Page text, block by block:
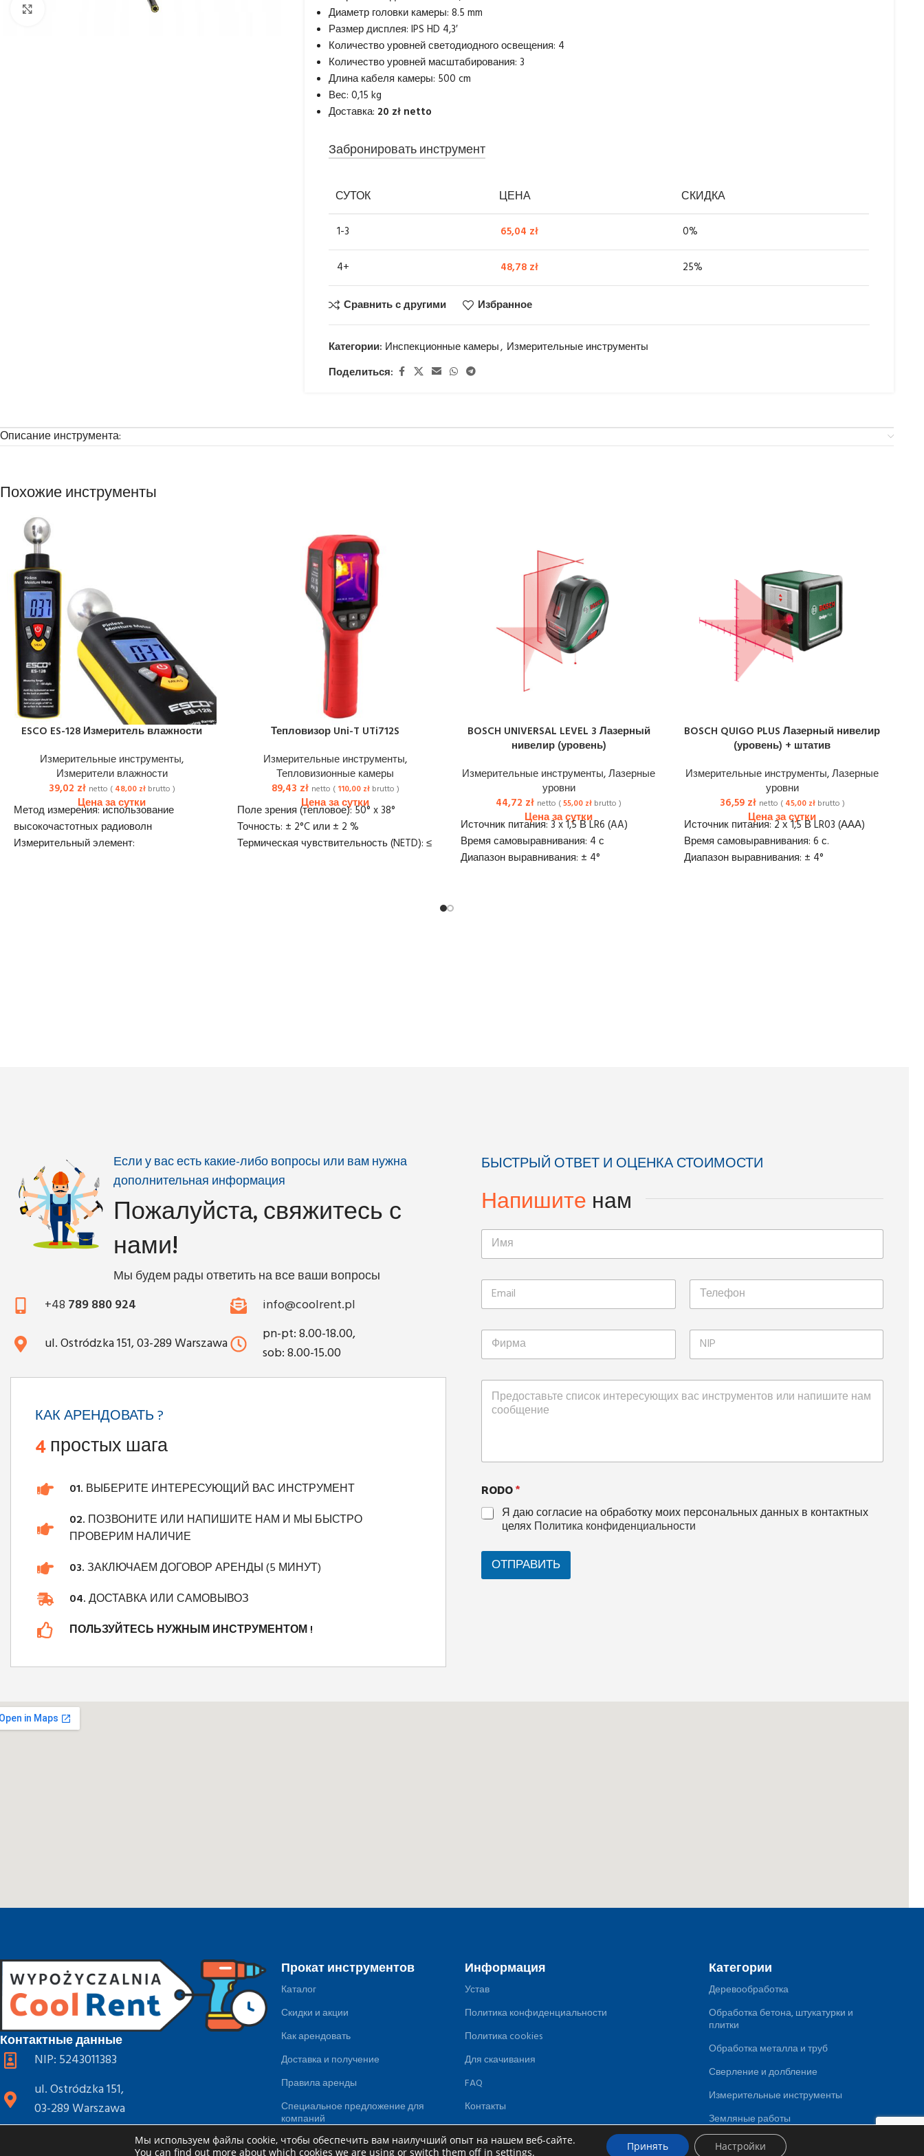
Диаметр головки камеры: 8.5 mm
Размер дисплея: IPS HD 4,3′
Количество уровней светодиодного освещения: 4
Количество уровней масштабирования: 3
Длина кабеля камеры: 500 cm
Вес: 0,15 kg
Доставка: 20 zł netto
Забронировать инструмент
СУТОК ЦЕНА СКИДКА
1-3 65,04 zł 0%
4+ 48,78 zł 25%
Сравнить с другими Избранное
Категории: Инспекционные камеры, Измерительные инструменты
Поделиться:
Описание инструмента:
Похожие инструменты
ESCO ES-128 Измеритель влажности
Измерительные инструменты,
Измерители влажности
39,02 zł netto ( 48,00 złbrutto )
Метод измерения: использование
высокочастотных радиоволн
Измерительный элемент:
Тепловизор Uni-T UTi712S
Измерительные инструменты,
Тепловизионные камеры
89,43 zł netto ( 110,00 złbrutto )
Поле зрения (тепловое): 50° x 38°
Точность: ± 2°C или ± 2 %
Термическая чувствительность (NETD): ≤
BOSCH UNIVERSAL LEVEL 3 Лазерный
нивелир (уровень)
Измерительные инструменты,Лазерные
уровни
44,72 zł netto (55,00 zł brutto )
Источник питания: 3 x 1,5 В LR6 (AA)
Время самовыравнивания: 4 с
Диапазон выравнивания: ± 4°
BOSCH QUIGO PLUS Лазерный нивелир
(уровень) + штатив
Измерительные инструменты,Лазерные
уровни
36,59 zł netto ( 45,00 złbrutto )
Источник питания: 2 х 1,5 В LR03 (ААА)
Время самовыравнивания: 6 с.
Диапазон выравнивания: ± 4°
Если у вас есть какие-либо вопросы или вам нужна
дополнительная информация
Пожалуйста, свяжитесь с
нами!
Мы будем рады ответить на все ваши вопросы
+48 789 880 924
info@coolrent.pl
ul. Ostródzka 151, 03-289 Warszawa
pn-pt: 8.00-18.00,
sob: 8.00-15.00
КАК АРЕНДОВАТЬ ?
4простых шага
01. ВЫБЕРИТЕ ИНТЕРЕСУЮЩИЙ ВАС ИНСТРУМЕНТ
02. ПОЗВОНИТЕ ИЛИ НАПИШИТЕ НАМ И МЫ БЫСТРО
ПРОВЕРИМ НАЛИЧИЕ
03.ЗАКЛЮЧАЕМ ДОГОВОР АРЕНДЫ (5 МИНУТ)
04.ДОСТАВКА ИЛИ САМОВЫВОЗ
ПОЛЬЗУЙТЕСЬ НУЖНЫМ ИНСТРУМЕНТОМ !
БЫСТРЫЙ ОТВЕТ И ОЦЕНКА СТОИМОСТИ
Напишитенам
RODO*
Я даю согласие на обработку моих персональных данных в контактных
целяхПолитика конфиденциальности
ОТПРАВИТЬ
Контактные данные
NIP: 5243011383
ul. Ostródzka 151,
03-289 Warszawa
Прокат инструментов
Каталог
Скидки и акции
Как арендовать
Доставка и получение
Правила аренды
Специальное предложение для
компаний
Блог
Информация
Устав
Политика конфиденциальности
Политика cookies
Для скачивания
FAQ
Контакты
Категории
Деревообработка
Обработка бетона, штукатурки и
плитки
Обработка металла и труб
Сверление и долбление
Измерительные инструменты
Земляные работы
Энергия, воздух
Мы используем файлы cookie, чтобы обеспечить вам наилучший опыт на нашем веб-сайте.
You can find out more about which cookies we are using or switch them off insettings. Принять Настройки